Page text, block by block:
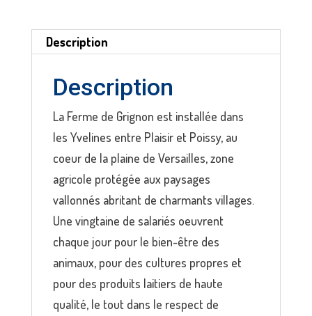
GRIGNON
Description
Description
La Ferme de Grignon est installée dans
les Yvelines entre Plaisir et Poissy, au
coeur de la plaine de Versailles, zone
agricole protégée aux paysages
vallonnés abritant de charmants villages.
Une vingtaine de salariés oeuvrent
chaque jour pour le bien-être des
animaux, pour des cultures propres et
pour des produits laitiers de haute
qualité, le tout dans le respect de